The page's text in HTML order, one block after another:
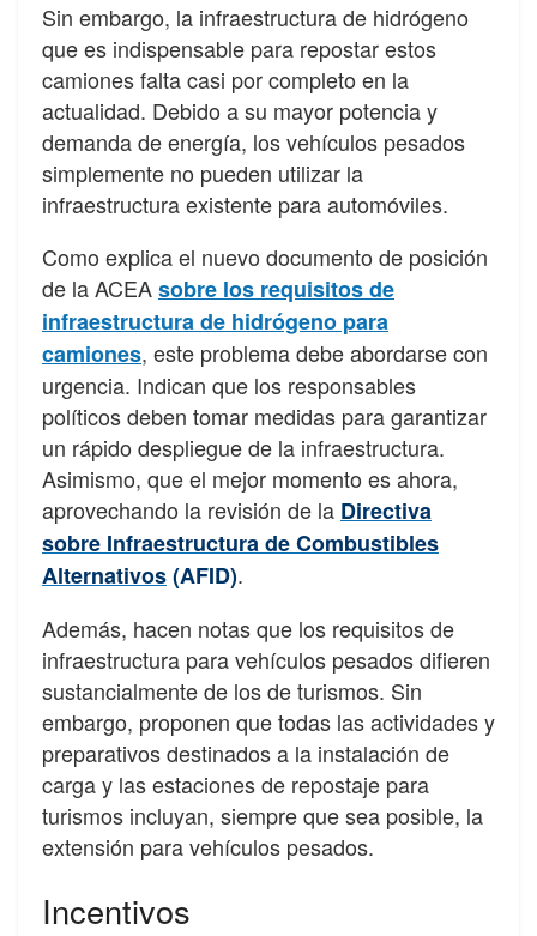
Sin embargo, la infraestructura de hidrógeno
que es indispensable para repostar estos
camiones falta casi por completo en la
actualidad. Debido a su mayor potencia y
demanda de energía, los vehículos pesados ​​
simplemente no pueden utilizar la
infraestructura existente para automóviles.
Como explica el nuevo documento de posición
de la ACEAsobre los requisitos de
infraestructura de hidrógeno para
camiones, este problema debe abordarse con
urgencia. Indican que los responsables
políticos deben tomar medidas para garantizar
un rápido despliegue de la infraestructura.
Asimismo, que el mejor momento es ahora,
aprovechando la revisión de la Directiva
sobre Infraestructura de Combustibles
Alternativos(AFID).
Además, hacen notas que los requisitos de
infraestructura para vehículos pesados ​​difieren
sustancialmente de los de turismos. Sin
embargo, proponen que todas las actividades y
preparativos destinados a la instalación de
carga y las estaciones de repostaje para
turismos incluyan, siempre que sea posible, la
extensión para vehículos pesados.
Incentivos